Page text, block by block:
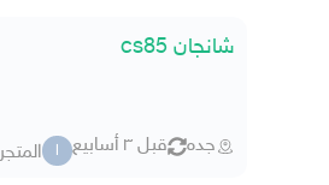
شانجان cs85
جده قبل ٣ أسابيع ا المتجر34